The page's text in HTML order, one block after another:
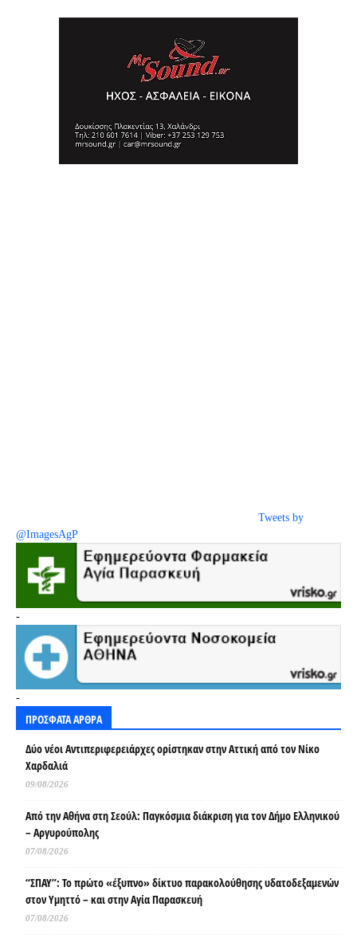
Tweets by
@ImagesAgP
-
-
ΠΡΟΣΦΑΤΑ ΑΡΘΡΑ
Δύο νέοι Αντιπεριφερειάρχες ορίστηκαν στην Αττική από τον Νίκο
Χαρδαλιά
09/08/2026
Από την Αθήνα στη Σεούλ: Παγκόσμια διάκριση για τον Δήμο Ελληνικού
– Αργυρούπολης
07/08/2026
“ΣΠΑΥ”: Το πρώτο «έξυπνο» δίκτυο παρακολούθησης υδατοδεξαμενών
στον Υμηττό – και στην Αγία Παρασκευή
07/08/2026